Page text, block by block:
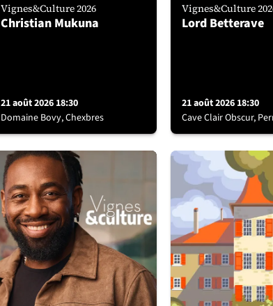
Vignes&Culture 2026
Christian Mukuna
21 août 2026 18:30
Domaine Bovy, Chexbres
Vignes&Culture
Lord Betterave
21 août 2026 18:30
Cave Clair Obscur,